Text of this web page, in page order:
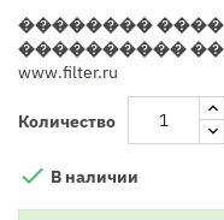
��������
����������
www.filter.ru
Количество
 В наличии